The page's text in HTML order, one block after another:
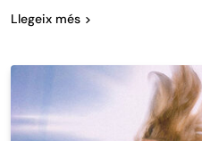
Llegeix més